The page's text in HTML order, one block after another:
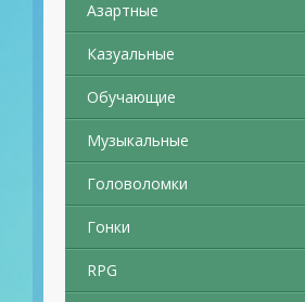
Азартные
Казуальные
Обучающие
Музыкальные
Головоломки
Гонки
RPG